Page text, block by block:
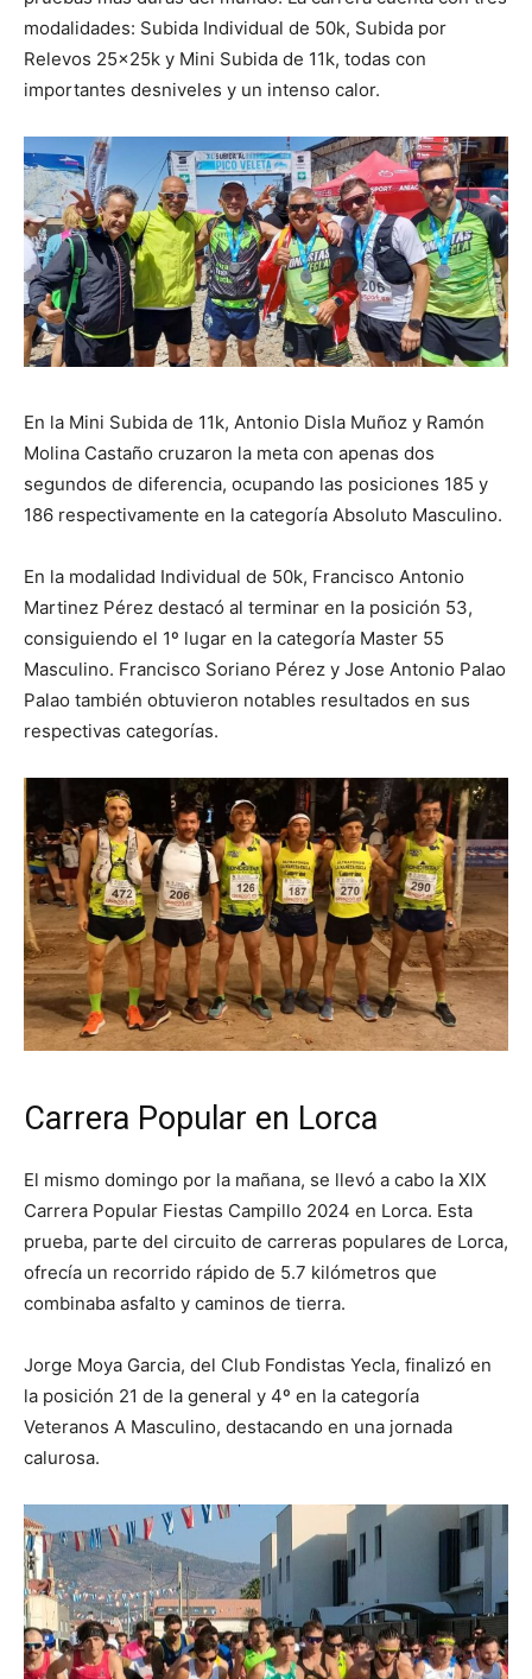
modalidades: Subida Individual de 50k, Subida por
Relevos 25x25k y Mini Subida de 11k, todas con
importantes desniveles y un intenso calor.
En la Mini Subida de 11k, Antonio Disla Muñoz y Ramón
Molina Castaño cruzaron la meta con apenas dos
segundos de diferencia, ocupando las posiciones 185 y
186 respectivamente en la categoría Absoluto Masculino.
En la modalidad Individual de 50k, Francisco Antonio
Martinez Pérez destacó al terminar en la posición 53,
consiguiendo el 1º lugar en la categoría Master 55
Masculino. Francisco Soriano Pérez y Jose Antonio Palao
Palao también obtuvieron notables resultados en sus
respectivas categorías.
Carrera Popular en Lorca
El mismo domingo por la mañana, se llevó a cabo la XIX
Carrera Popular Fiestas Campillo 2024 en Lorca. Esta
prueba, parte del circuito de carreras populares de Lorca,
ofrecía un recorrido rápido de 5.7 kilómetros que
combinaba asfalto y caminos de tierra.
Jorge Moya Garcia, del Club Fondistas Yecla, finalizó en
la posición 21 de la general y 4º en la categoría
Veteranos A Masculino, destacando en una jornada
calurosa.